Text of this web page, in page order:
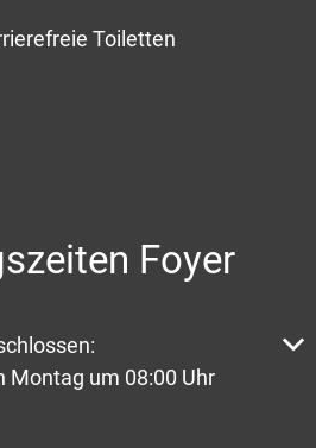
Toiletten
Foyer
oder Schließzeiten
Montag um 08:00 Uhr